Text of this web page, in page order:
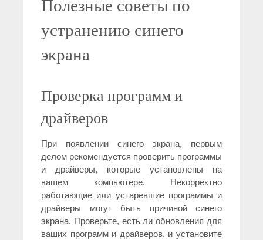
Полезные советы по
устранению синего
экрана
Проверка программ и
драйверов
При появлении синего экрана, первым
делом рекомендуется проверить программы
и драйверы, которые установлены на
вашем компьютере. Некорректно
работающие или устаревшие программы и
драйверы могут быть причиной синего
экрана. Проверьте, есть ли обновления для
ваших программ и драйверов, и установите